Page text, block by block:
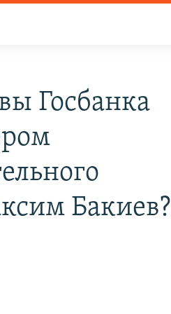
Госбанка
Бакиев?